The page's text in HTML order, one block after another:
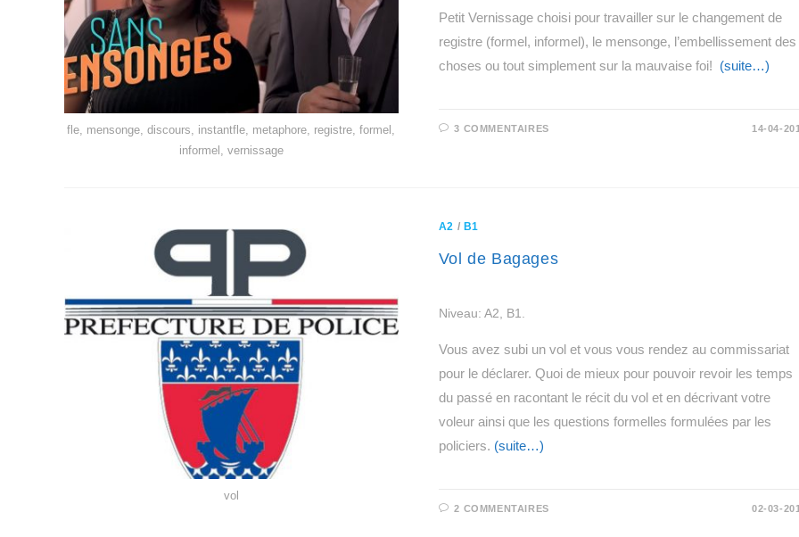
fle, mensonge, discours, instantfle, metaphore, registre, formel,
informel, vernissage
Petit Vernissage choisi pour travailler sur le changement de
registre (formel, informel), le mensonge, l’embellissement des
choses ou tout simplement sur la mauvaise foi! (suite…)
3 COMMENTAIRES 14-04-
vol
A2 / B1
Vol de Bagages
Niveau: A2, B1.
Vous avez subi un vol et vous vous rendez au commissariat
pour le déclarer. Quoi de mieux pour pouvoir revoir les temps
du passé en racontant le récit du vol et en décrivant votre
voleur ainsi que les questions formelles formulées par les
policiers. (suite…)
2 COMMENTAIRES 02-03-